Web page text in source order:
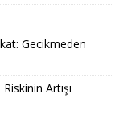
Gecikmeden
Artışı